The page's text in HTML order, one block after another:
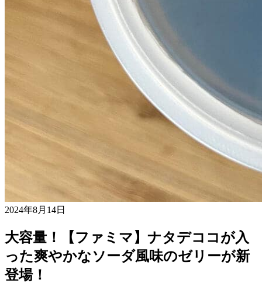
2024年8月14日
大容量！【ファミマ】ナタデココが入
った爽やかなソーダ風味のゼリーが新
登場！